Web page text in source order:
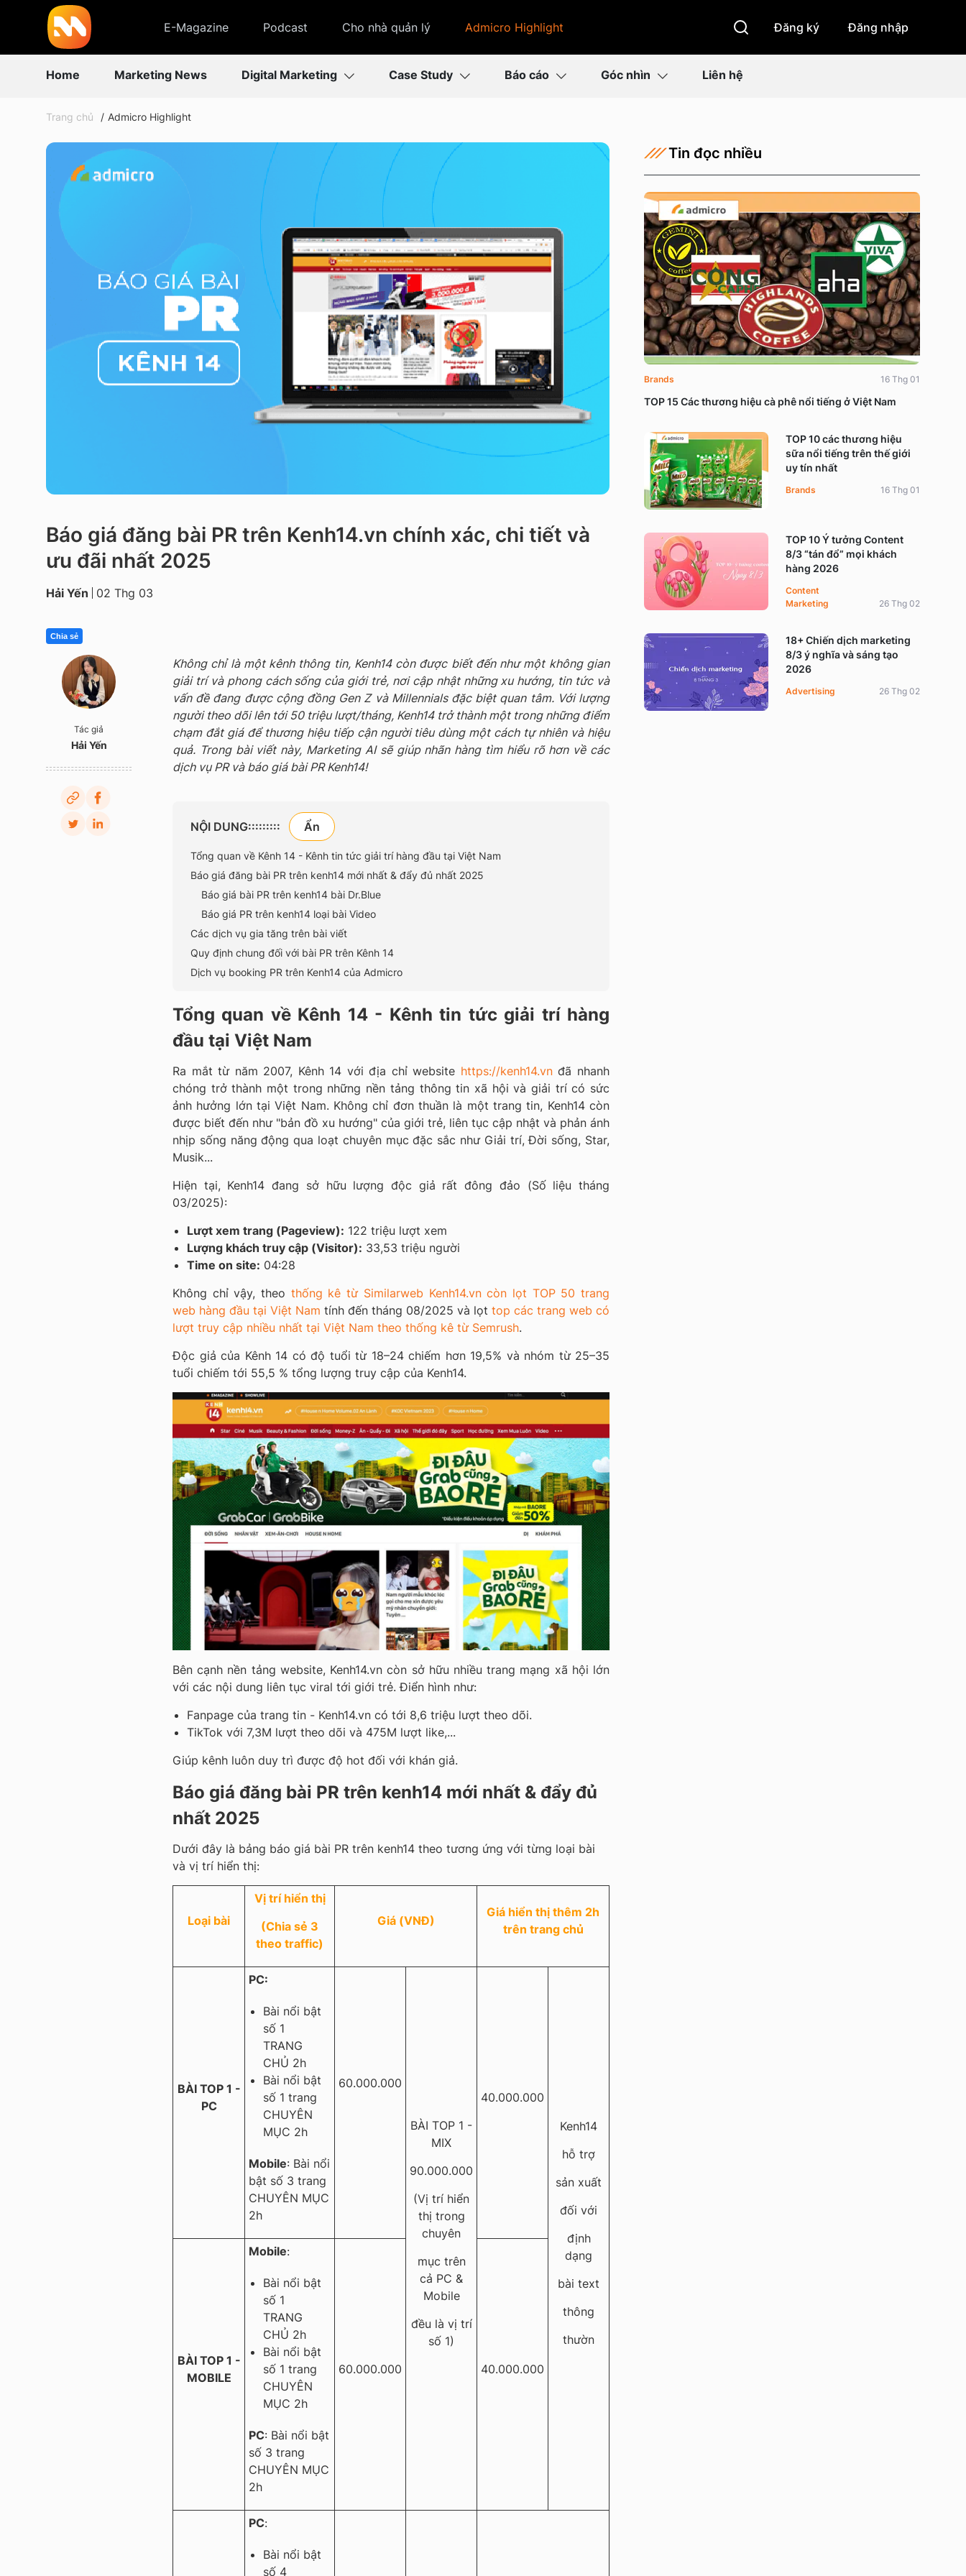
E-Magazine Podcast Cho nhà quản lý Admicro Highlight Đăng ký Đăng nhập
Home Marketing News Digital Marketing Case Study Báo cáo Góc nhìn Liên hệ
Trang chủ Admicro Highlight
Báo giá đăng bài PR trên Kenh14.vn chính xác, chi tiết và
ưu đãi nhất 2025
Hải Yến 02 Thg 03
Chia sẻ
Tác giả
Hải Yến
Không chỉ là một kênh thông tin, Kenh14 còn được biết đến như một không gian
giải trí và phong cách sống của giới trẻ, nơi cập nhật những xu hướng, tin tức và
vấn đề đang được cộng đồng Gen Z và Millennials đặc biệt quan tâm. Với lượng
người theo dõi lên tới 50 triệu lượt/tháng, Kenh14 trở thành một trong những điểm
chạm đắt giá để thương hiệu tiếp cận người tiêu dùng một cách tự nhiên và hiệu
quả. Trong bài viết này, Marketing AI sẽ giúp nhãn hàng tìm hiểu rõ hơn về các
dịch vụ PR và báo giá bài PR Kenh14!
NỘI DUNG:::::::::
Tổng quan về Kênh 14 - Kênh tin tức giải trí hàng đầu tại Việt Nam
Báo giá đăng bài PR trên kenh14 mới nhất & đẩy đủ nhất 2025
Báo giá bài PR trên kenh14 bài Dr.Blue
Báo giá PR trên kenh14 loại bài Video
Các dịch vụ gia tăng trên bài viết
Quy định chung đối với bài PR trên Kênh 14
Dịch vụ booking PR trên Kenh14 của Admicro
Tổng quan về Kênh 14 - Kênh tin tức giải trí hàng
đầu tại Việt Nam
Ra mắt từ năm 2007, Kênh 14 với địa chỉ website https://kenh14.vnđã nhanh
chóng trở thành một trong những nền tảng thông tin xã hội và giải trí có sức
ảnh hưởng lớn tại Việt Nam. Không chỉ đơn thuần là một trang tin, Kenh14 còn
được biết đến như "bản đồ xu hướng" của giới trẻ, liên tục cập nhật và phản ánh
nhịp sống năng động qua loạt chuyên mục đặc sắc như Giải trí, Đời sống, Star,
Musik...
Hiện tại, Kenh14 đang sở hữu lượng độc giả rất đông đảo (Số liệu tháng
03/2025):
Lượt xem trang (Pageview): 122 triệu lượt xem
Lượng khách truy cập (Visitor): 33,53 triệu người
Time on site: 04:28
Không chỉ vậy, theo thống kê từ Similarweb Kenh14.vn còn lọt TOP 50 trang
web hàng đầu tại Việt Nam tính đến tháng 08/2025 và lọt top các trang web có
lượt truy cập nhiều nhất tại Việt Nam theo thống kê từ Semrush.
Độc giả của Kênh 14 có độ tuổi từ 18–24 chiếm hơn 19,5% và nhóm từ 25–35
tuổi chiếm tới 55,5 % tổng lượng truy cập của Kenh14.
Bên cạnh nền tảng website, Kenh14.vn còn sở hữu nhiều trang mạng xã hội lớn
với các nội dung liên tục viral tới giới trẻ. Điển hình như:
Fanpage của trang tin - Kenh14.vn có tới 8,6 triệu lượt theo dõi.
TikTok với 7,3M lượt theo dõi và 475M lượt like,...
Giúp kênh luôn duy trì được độ hot đối với khán giả.
Báo giá đăng bài PR trên kenh14 mới nhất & đẩy đủ
nhất 2025
Dưới đây là bảng báo giá bài PR trên kenh14 theo tương ứng với từng loại bài
và vị trí hiển thị:
Loại bài
Vị trí hiển thị
(Chia sẻ 3
theo traffic)
Giá (VNĐ)
Giá hiển thị thêm 2h
trên trang chủ
BÀI TOP 1 -
PC
PC:
Bài nổi bật
số 1
TRANG
CHỦ 2h
Bài nổi bật
số 1 trang
CHUYÊN
MỤC 2h
Mobile: Bài nổi
bật số 3 trang
CHUYÊN MỤC
2h
60.000.000
BÀI TOP 1 -
MIX
90.000.000
(Vị trí hiển
thị trong
chuyên
mục trên
cả PC &
Mobile
đều là vị trí
số 1)
40.000.000
Kenh14
hỗ trợ
sản xuất
đối với
định
dạng
bài text
thông
thườn
BÀI TOP 1 -
MOBILE
Mobile:
Bài nổi bật
số 1
TRANG
CHỦ 2h
Bài nổi bật
số 1 trang
CHUYÊN
MỤC 2h
PC: Bài nổi bật
số 3 trang
CHUYÊN MỤC
2h
60.000.000 40.000.000
PC:
Bài nổi bật
số 4
Tin đọc nhiều
TOP 15 Các thương hiệu cà phê nổi tiếng ở Việt Nam
Brands 16 Thg 01
TOP 10 các thương hiệu
sữa nổi tiếng trên thế giới
uy tín nhất
Brands 16 Thg 01
TOP 10 Ý tưởng Content
8/3 “tán đổ” mọi khách
hàng 2026
Content
Marketing
26 Thg 02
18+ Chiến dịch marketing
8/3 ý nghĩa và sáng tạo
2026
Advertising 26 Thg 02